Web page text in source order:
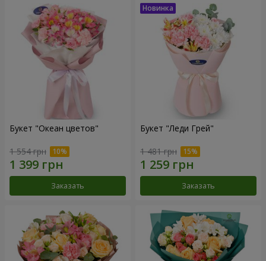
Букет "Океан цветов"
1 554 грн
Заказать
Букет "Леди Грей"
1 481 грн
Заказать